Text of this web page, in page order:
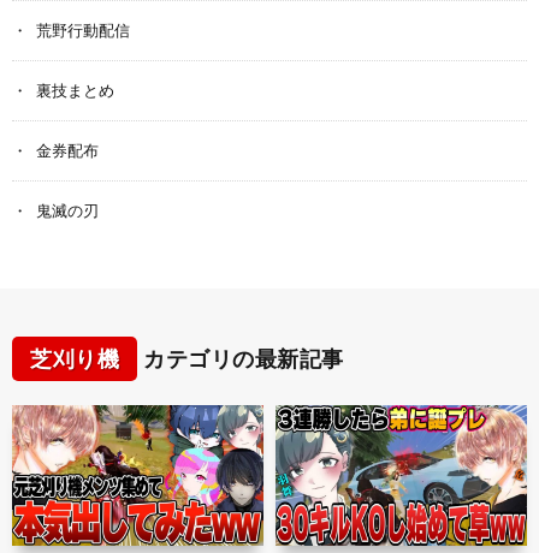
荒野行動配信
裏技まとめ
金券配布
鬼滅の刃
芝刈り機 カテゴリの最新記事